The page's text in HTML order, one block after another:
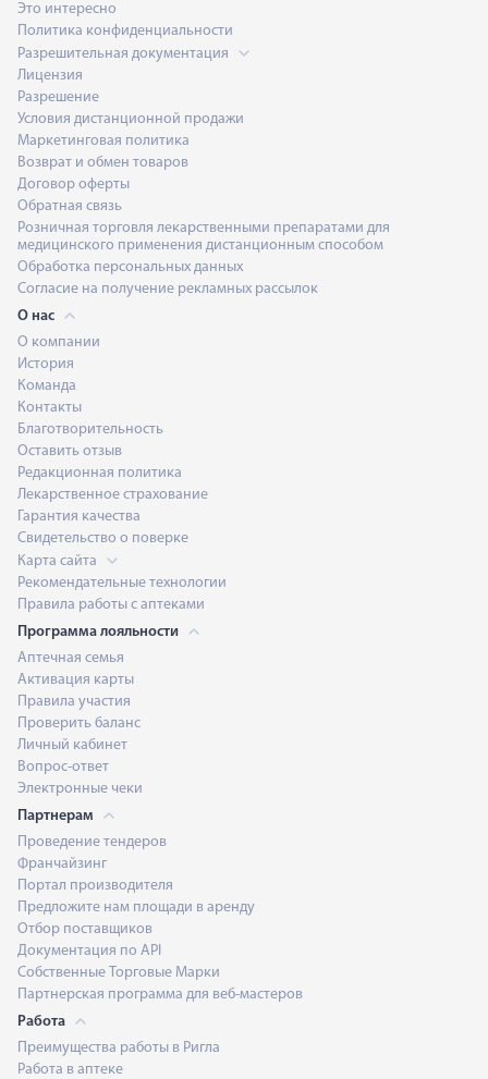
Это интересно
Политика конфиденциальности
Разрешительная документация
Лицензия
Разрешение
Условия дистанционной продажи
Маркетинговая политика
Возврат и обмен товаров
Договор оферты
Обратная связь
Розничная торговля лекарственными препаратами для
медицинского применения дистанционным способом
Обработка персональных данных
Согласие на получение рекламных рассылок
О нас
О компании
История
Команда
Контакты
Благотворительность
Оставить отзыв
Редакционная политика
Лекарственное страхование
Гарантия качества
Свидетельство о поверке
Карта сайта
Рекомендательные технологии
Правила работы с аптеками
Программа лояльности
Аптечная семья
Активация карты
Правила участия
Проверить баланс
Личный кабинет
Вопрос-ответ
Электронные чеки
Партнерам
Проведение тендеров
Франчайзинг
Портал производителя
Предложите нам площади в аренду
Отбор поставщиков
Документация по API
Собственные Торговые Марки
Партнерская программа для веб-мастеров
Работа
Преимущества работы в Ригла
Работа в аптеке